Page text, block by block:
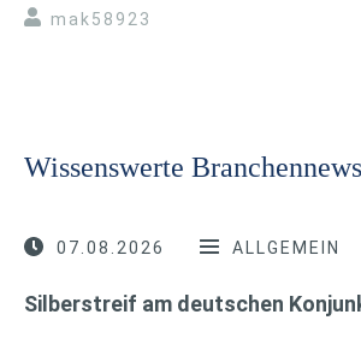
mak58923
Wissenswerte Branchennews
07.08.2026 ALLGEMEIN
Silberstreif am deutschen